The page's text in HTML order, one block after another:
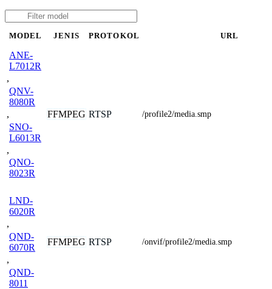
MODEL JENIS PROTOKOL URL
ANE-
L7012R
,
QNV-
8080R
,
SNO-
L6013R
,
QNO-
8023R
FFMPEG RTSP /profile2/media.smp
LND-
6020R
,
QND-
6070R
,
QND-
8011
FFMPEG RTSP /onvif/profile2/media.smp